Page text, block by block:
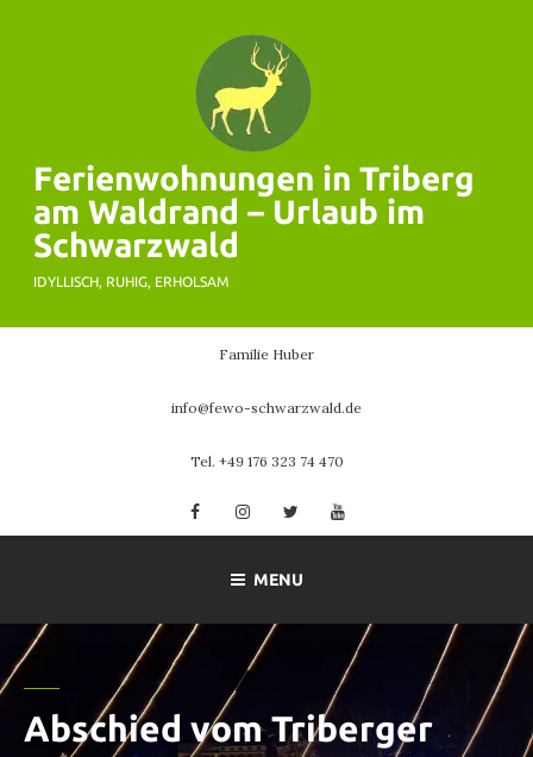
Ferienwohnungen in Triberg
am Waldrand – Urlaub im
Schwarzwald
IDYLLISCH, RUHIG, ERHOLSAM
Familie Huber
info@fewo-schwarzwald.de
Tel. +49 176 323 74 470
FacebookInstagramTwitter
MENU
Abschied vom Triberger